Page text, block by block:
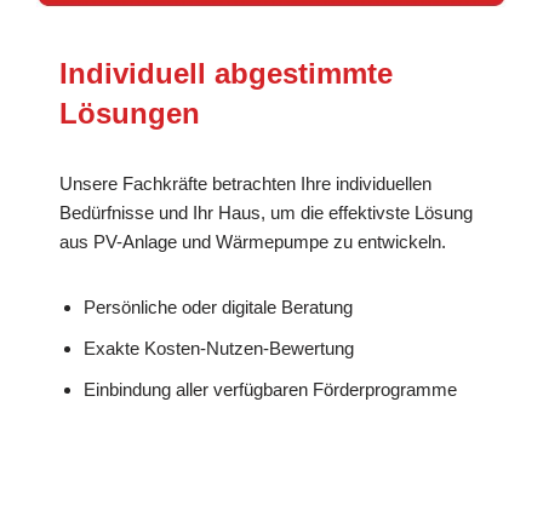
Individuell abgestimmte
Lösungen
Unsere Fachkräfte betrachten Ihre individuellen
Bedürfnisse und Ihr Haus, um die effektivste Lösung
aus PV-Anlage und Wärmepumpe zu entwickeln.
Persönliche oder digitale Beratung
Exakte Kosten-Nutzen-Bewertung
Einbindung aller verfügbaren Förderprogramme